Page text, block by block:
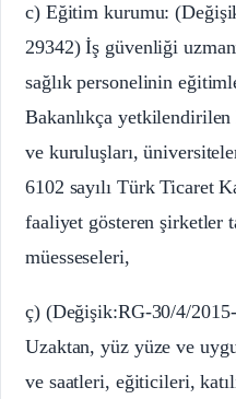
c) Eğitim kurumu:
29342) İş güvenliği
sağlık personelinin
Bakanlıkça
ve kuruluşları,
6102 sayılı Türk Ticaret
faaliyet gösteren şirketler
müesseseleri,
ç) (Değişik:RG-30/4/
Uzaktan, yüz yüze ve
ve saatleri, eğiticileri,